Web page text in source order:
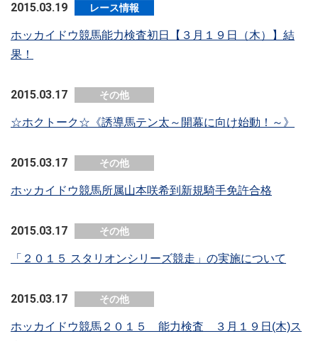
2015.03.19 レース情報
ホッカイドウ競馬能力検査初日【３月１９日（木）】結
果！
2015.03.17 その他
☆ホクトーク☆《誘導馬テン太～開幕に向け始動！～》
2015.03.17 その他
ホッカイドウ競馬所属山本咲希到新規騎手免許合格
2015.03.17 その他
「２０１５ スタリオンシリーズ競走」の実施について
2015.03.17 その他
ホッカイドウ競馬２０１５ 能力検査 ３月１９日(木)ス